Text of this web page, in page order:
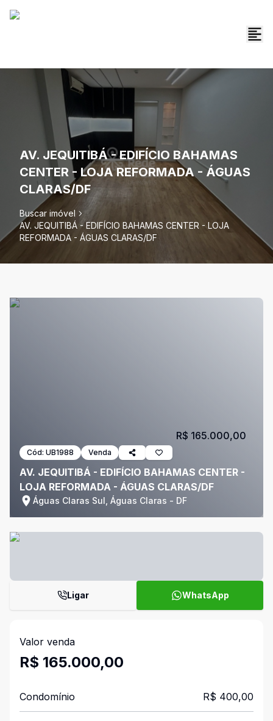
AV. JEQUITIBÁ - EDIFÍCIO BAHAMAS
CENTER - LOJA REFORMADA - ÁGUAS
CLARAS/DF
Buscar imóvel
AV. JEQUITIBÁ - EDIFÍCIO BAHAMAS CENTER - LOJA
REFORMADA - ÁGUAS CLARAS/DF
Cód: UB1988 Venda
AV. JEQUITIBÁ - EDIFÍCIO BAHAMAS CENTER -
LOJA REFORMADA - ÁGUAS CLARAS/DF
Águas Claras Sul, Águas Claras - DF
R$ 165.000,00
Ligar WhatsApp
Valor venda
R$ 165.000,00
Condomínio R$ 400,00